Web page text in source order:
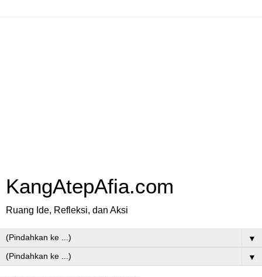
KangAtepAfia.com
Ruang Ide, Refleksi, dan Aksi
▼
▼